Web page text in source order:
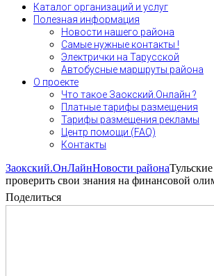
Каталог организаций и услуг
Полезная информация
Новости нашего района
Самые нужные контакты !
Электрички на Тарусской
Автобусные маршруты района
О проекте
Что такое Заокский.Онлайн ?
Платные тарифы размещения
Тарифы размещения рекламы
Центр помощи (FAQ)
Контакты
Заокский.ОнЛайнНовости района
проверить свои знания на финансовой
Поделиться